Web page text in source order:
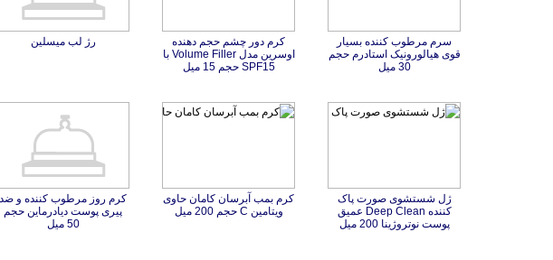
سرم مرطوب کننده بسیار
قوی هیالورونیک استادرم حجم
30 میل
کرم دور چشم حجم دهنده
اوسرین مدل Volume Filler با
SPF15 حجم 15 میل
رژ لب میسلین
ژل شستشوی صورت پاک
کننده Deep Clean عمیق
پوست نوتروژینا 200 میل
کرم بمب آبرسان کامان حاوی
ویتامین C حجم 200 میل
کرم روز مرطوب کننده و ضد
پیری پوست دیادرماین حجم
50 میل